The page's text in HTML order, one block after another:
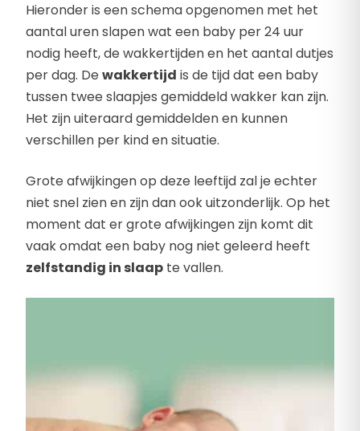
Hieronder is een schema opgenomen met het
aantal uren slapen wat een baby per 24 uur
nodig heeft, de wakkertijden en het aantal dutjes
per dag. De wakkertijd is de tijd dat een baby
tussen twee slaapjes gemiddeld wakker kan zijn.
Het zijn uiteraard gemiddelden en kunnen
verschillen per kind en situatie.
Grote afwijkingen op deze leeftijd zal je echter
niet snel zien en zijn dan ook uitzonderlijk. Op het
moment dat er grote afwijkingen zijn komt dit
vaak omdat een baby nog niet geleerd heeft
zelfstandig in slaap te vallen.